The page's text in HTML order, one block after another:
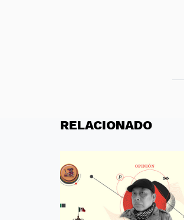
RELACIONADO